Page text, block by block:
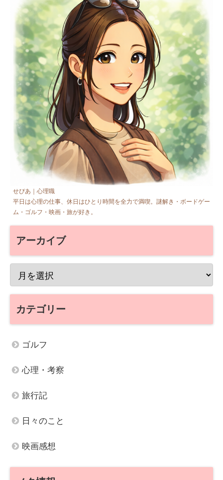
せぴあ｜心理職
平日は心理の仕事、休日はひとり時間を全力で満喫。謎解き・ボードゲー
ム・ゴルフ・映画・旅が好き。
アーカイブ
カテゴリー
ゴルフ
心理・考察
旅行記
日々のこと
映画感想